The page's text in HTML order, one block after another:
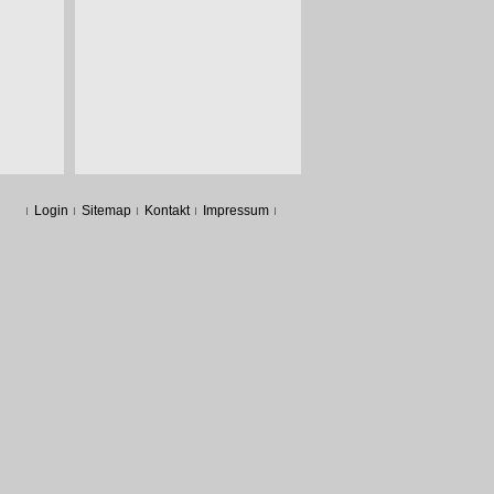
Login Sitemap Kontakt Impressum